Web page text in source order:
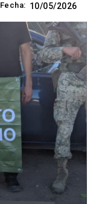
Fecha: 10/05/2026